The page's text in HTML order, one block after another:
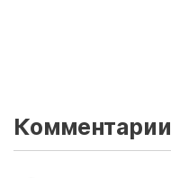
Комментарии